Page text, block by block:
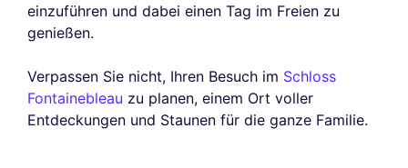
einzuführen und dabei einen Tag im Freien zu
genießen.
Verpassen Sie nicht, Ihren Besuch im Schloss
Fontainebleau zu planen, einem Ort voller
Entdeckungen und Staunen für die ganze Familie.